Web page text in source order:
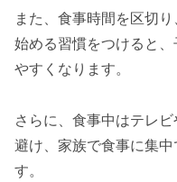
また、食事時間を区切
始める習慣をつけると
やすくなります。
さらに、食事中はテレ
避け、家族で食事に集
す。